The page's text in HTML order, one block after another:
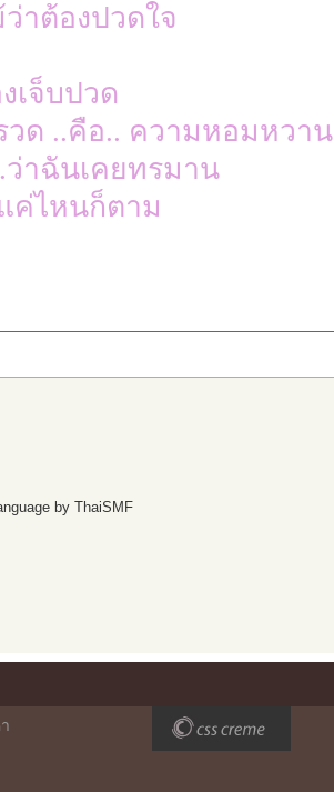
าต้องปวดใจ
เจ็บปวด
วด ..คือ.. ความหอมหวาน
าฉันเคยทรมาน
ค่ไหนก็ตาม
by ThaiSMF